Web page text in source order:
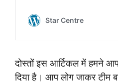
दोस्तों इस आर्टिकल में हमने
दिया है। आप लोग जाकर टीम